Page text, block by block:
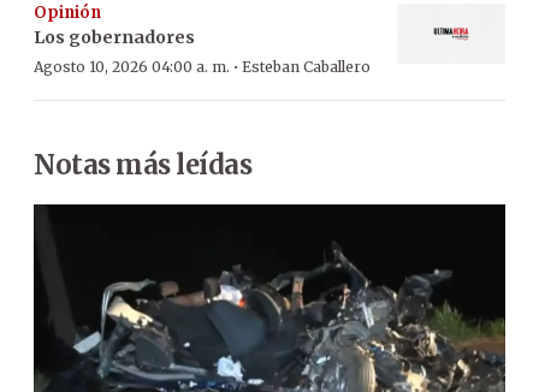
Opinión
Los gobernadores
Agosto 10, 2026 04:00 a. m. · Esteban Caballero
Notas más leídas